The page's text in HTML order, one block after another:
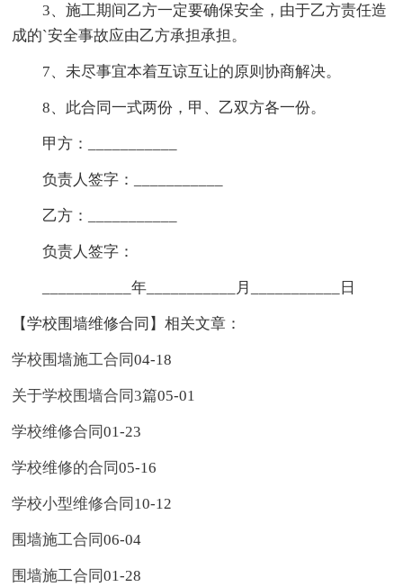
3、施工期间乙方一定要确保安全，由于乙方责任造
成的`安全事故应由乙方承担承担。
7、未尽事宜本着互谅互让的原则协商解决。
8、此合同一式两份，甲、乙双方各一份。
甲方：___________
负责人签字：___________
乙方：___________
负责人签字：
___________年___________月___________日
【学校围墙维修合同】相关文章：
学校围墙施工合同04-18
关于学校围墙合同3篇05-01
学校维修合同01-23
学校维修的合同05-16
学校小型维修合同 10-12
围墙施工合同06-04
围墙施工合同01-28